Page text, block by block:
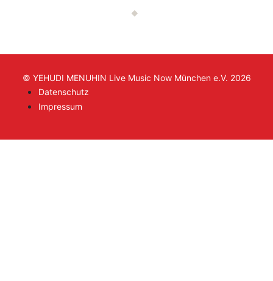
© YEHUDI MENUHIN Live Music Now München e.V. 2026
Datenschutz
Impressum